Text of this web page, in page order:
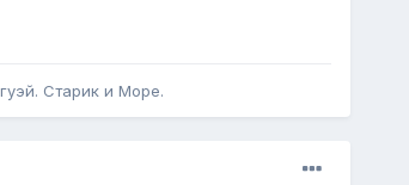
Старик и Море.